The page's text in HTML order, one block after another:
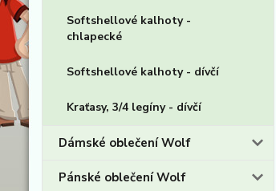
Softshellové kalhoty -
chlapecké
Softshellové kalhoty - dívčí
Kraťasy, 3/4 legíny - dívčí
Dámské oblečení Wolf
Pánské oblečení Wolf